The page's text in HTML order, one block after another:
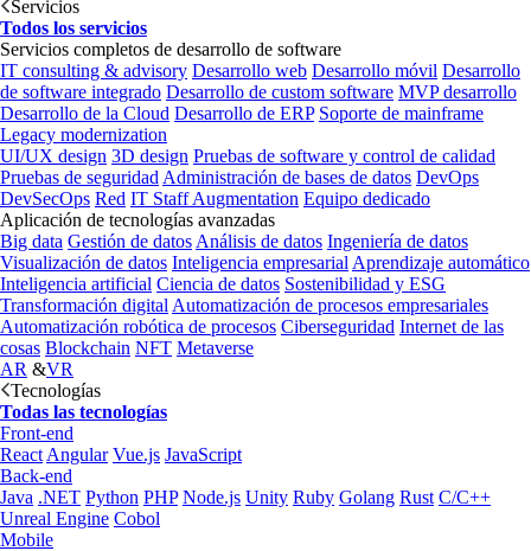
Servicios
Todos los servicios
Servicios completos de desarrollo de software
IT consulting & advisory Desarrollo web Desarrollo móvil Desarrollo
de software integrado Desarrollo de custom software MVP desarrollo
Desarrollo de la Cloud Desarrollo de ERP Soporte de mainframe
Legacy modernization
UI/UX design 3D design Pruebas de software y control de calidad
Pruebas de seguridad Administración de bases de datos DevOps
DevSecOps Red IT Staff Augmentation Equipo dedicado
Aplicación de tecnologías avanzadas
Big data Gestión de datos Análisis de datos Ingeniería de datos
Visualización de datos Inteligencia empresarial Aprendizaje automático
Inteligencia artificial Ciencia de datos Sostenibilidad y ESG
Transformación digital Automatización de procesos empresariales
Automatización robótica de procesos Ciberseguridad Internet de las
cosas Blockchain NFT Metaverse
AR &VR
Tecnologías
Todas las tecnologías
Front-end
React Angular Vue.js JavaScript
Back-end
Java .NET Python PHP Node.js Unity Ruby Golang Rust C/C++
Unreal Engine Cobol
Mobile